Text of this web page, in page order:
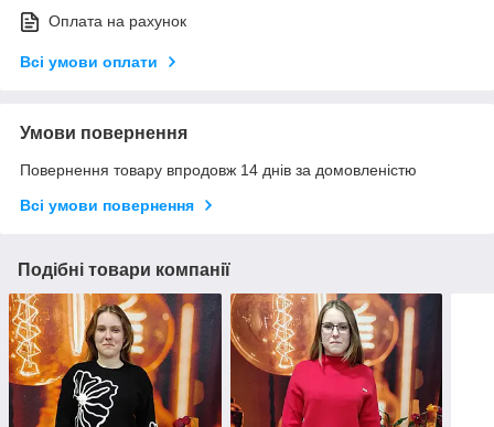
Оплата на рахунок
Всі умови оплати
Умови повернення
Повернення товару впродовж 14 днів за домовленістю
Всі умови повернення
Подібні товари компанії